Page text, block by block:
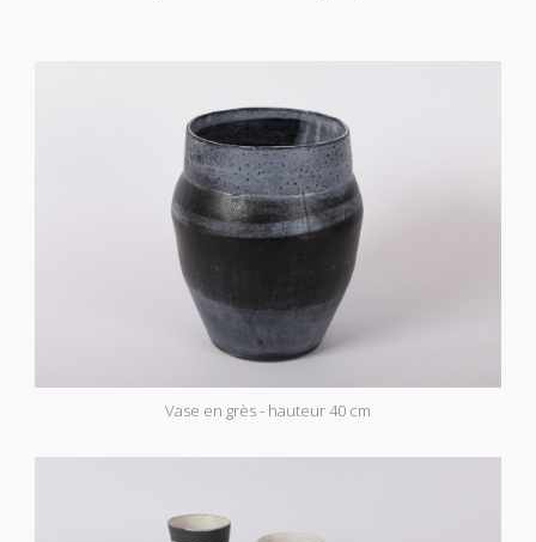
Vase en grès - hauteur 40 cm